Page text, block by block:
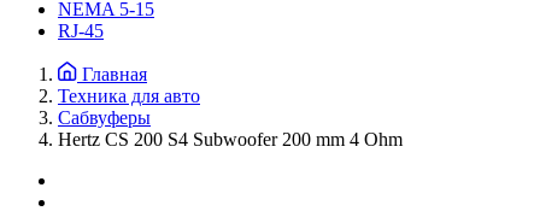
NEMA 5-15
RJ-45
Главная
Техника для авто
Сабвуферы
Hertz CS 200 S4 Subwoofer 200 mm 4 Ohm